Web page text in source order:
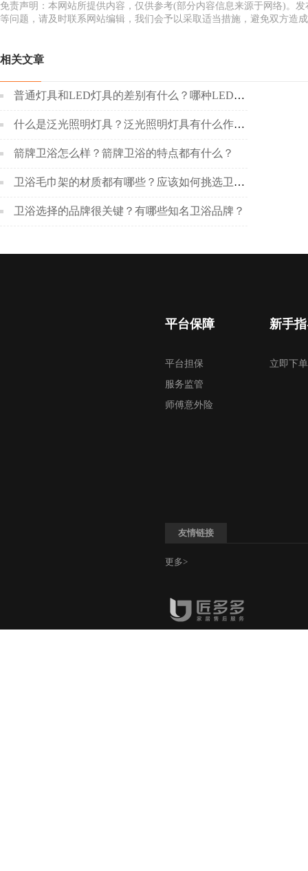
免责声明：本网站所提供内容，仅供参考(部分内容信息来源于网络)。
等问题，请及时联系网站编辑，我们会予以采取适当措施，避免双方造
相关文章
普通灯具和LED灯具的差别有什么？哪种LED灯具更好呢？
什么是泛光照明灯具？泛光照明灯具有什么作用？
箭牌卫浴怎么样？箭牌卫浴的特点都有什么？
卫浴毛巾架的材质都有哪些？应该如何挑选卫浴毛巾架？
卫浴选择的品牌很关键？有哪些知名卫浴品牌？
平台保障
平台担保
服务监管
师傅意外险
新手
立即下单
友情链接
更多>